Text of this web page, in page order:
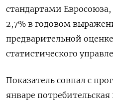
стандартами
2,7% в годовом
предварительной
статистического
Показатель совпал с
январе